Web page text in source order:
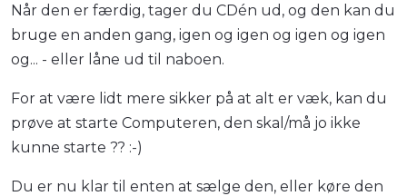
Når den er færdig, tager du CDén ud, og den kan du
bruge en anden gang, igen og igen og igen og igen
og... - eller låne ud til naboen.
For at være lidt mere sikker på at alt er væk, kan du
prøve at starte Computeren, den skal/må jo ikke
kunne starte ?? :-)
Du er nu klar til enten at sælge den, eller køre den